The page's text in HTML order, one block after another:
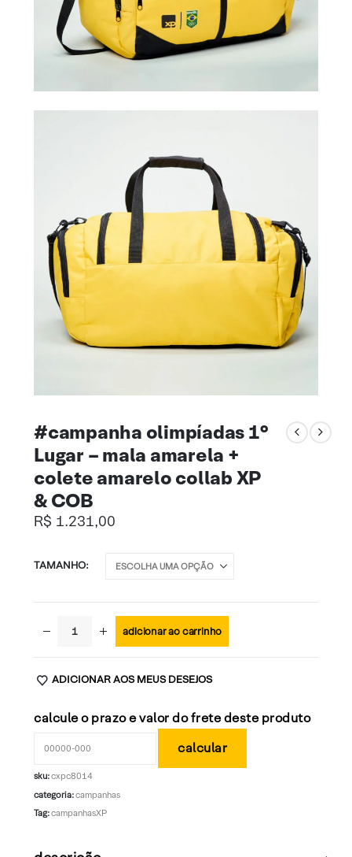
#campanha olimpíadas 1°
Lugar – mala amarela +
colete amarelo collab XP
& COB
R$ 1.231,00
TAMANHO
adicionar ao carrinho
ADICIONAR AOS MEUS DESEJOS
calcule o prazo e valor do frete deste produto
sku:cxpc8014
categoria:campanhas
Tag:campanhasXP